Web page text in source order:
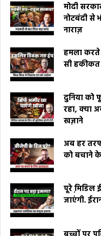
मोदी
नोटबंदी से
नाराज़
हमला करते
सी हकीकत
दुनिया को
रहा, क्या
खज़ाने
अब हर
को बचाने
पूरे मि़डिल
जाएंगी.